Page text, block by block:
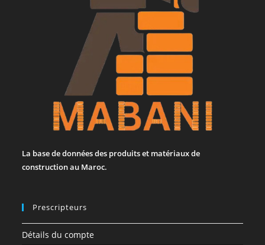
La base de données des produits et matériaux de
construction au Maroc.
Prescripteurs
Détails du compte